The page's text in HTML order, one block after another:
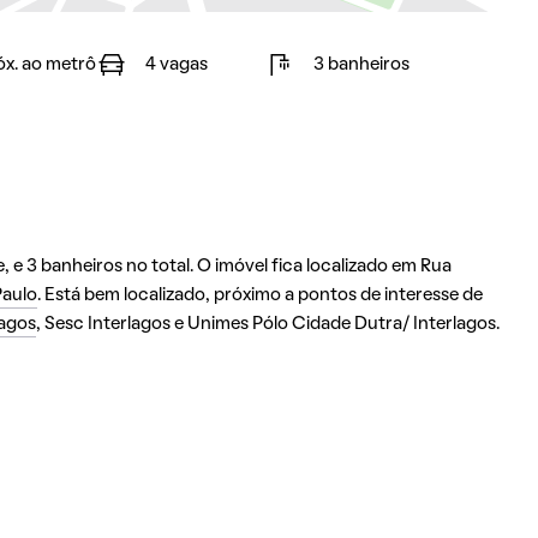
ao metrô 4 vagas 3 banheiros
e 3 banheiros no total. O imóvel fica localizado em Rua
. Está bem localizado, próximo a pontos de interesse de
, Sesc Interlagos e Unimes Pólo Cidade Dutra/ Interlagos.